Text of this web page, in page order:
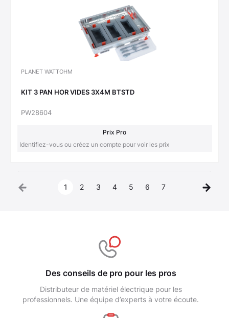
PLANET WATTOHM
KIT 3 PAN HOR VIDES 3X4M BTSTD
PW28604
Prix Pro
Identifiez-vous ou créez un compte pour voir les prix
1 2 3 4 5 6 7
Des conseils de pro pour les pros
Distributeur de matériel électrique pour les
professionnels. Une équipe d’experts à votre écoute.